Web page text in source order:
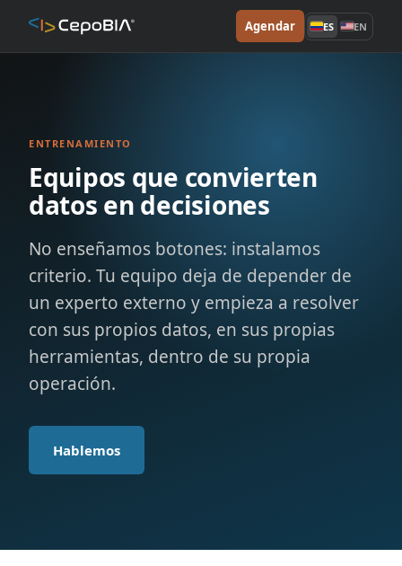
Agendar ES EN
ENTRENAMIENTO
Equipos que convierten
datos en decisiones
No enseñamos botones: instalamos
criterio. Tu equipo deja de depender de
un experto externo y empieza a resolver
con sus propios datos, en sus propias
herramientas, dentro de su propia
operación.
Hablemos